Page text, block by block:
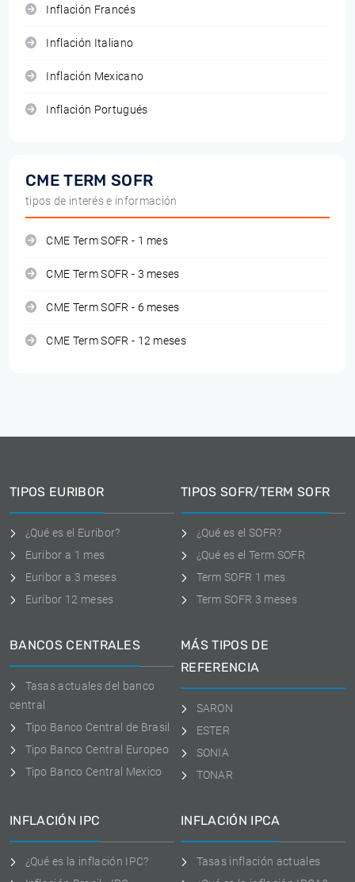
Inflación Francés
Inflación Italiano
Inflación Mexicano
Inflación Portugués
CME TERM SOFR
tipos de interés e información
CME Term SOFR - 1 mes
CME Term SOFR - 3 meses
CME Term SOFR - 6 meses
CME Term SOFR - 12 meses
TIPOS EURIBOR
¿Qué es el Euribor?
Euribor a 1 mes
Euribor a 3 meses
Euríbor 12 meses
TIPOS SOFR/TERM SOFR
¿Qué es el SOFR?
¿Qué es el Term SOFR
Term SOFR 1 mes
Term SOFR 3 meses
BANCOS CENTRALES
Tasas actuales del banco
central
Tipo Banco Central de Brasil
Tipo Banco Central Europeo
Tipo Banco Central Mexico
MÁS TIPOS DE
REFERENCIA
SARON
ESTER
SONIA
TONAR
INFLACIÓN IPC
¿Qué es la inflación IPC?
INFLACIÓN IPCA
Tasas inflación actuales